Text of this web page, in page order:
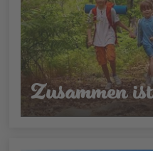
Zusammen